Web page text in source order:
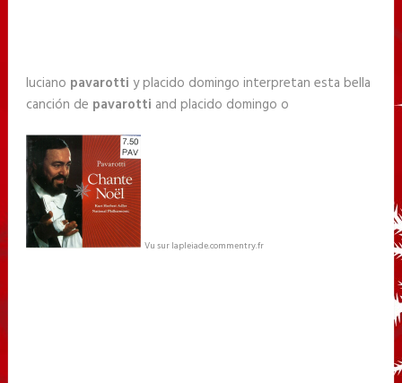
luciano pavarotti y placido domingo interpretan esta bella
canción de pavarotti and placido domingo o
Vu sur lapleiade.commentry.fr